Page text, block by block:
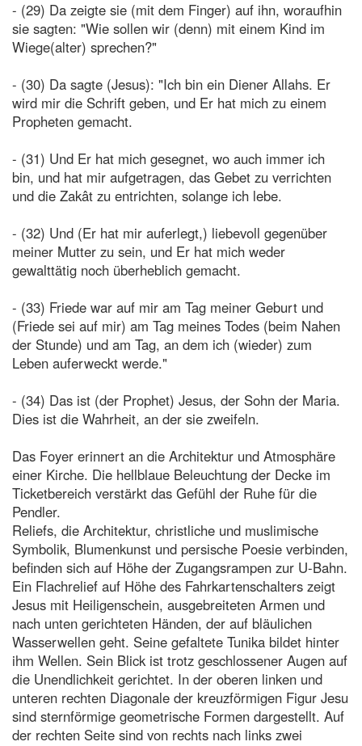
- (29) Da zeigte sie (mit dem Finger) auf ihn, woraufhin
sie sagten: "Wie sollen wir (denn) mit einem Kind im
Wiege(alter) sprechen?"
- (30) Da sagte (Jesus): "Ich bin ein Diener Allahs. Er
wird mir die Schrift geben, und Er hat mich zu einem
Propheten gemacht.
- (31) Und Er hat mich gesegnet, wo auch immer ich
bin, und hat mir aufgetragen, das Gebet zu verrichten
und die Zakât zu entrichten, solange ich lebe.
- (32) Und (Er hat mir auferlegt,) liebevoll gegenüber
meiner Mutter zu sein, und Er hat mich weder
gewalttätig noch überheblich gemacht.
- (33) Friede war auf mir am Tag meiner Geburt und
(Friede sei auf mir) am Tag meines Todes (beim Nahen
der Stunde) und am Tag, an dem ich (wieder) zum
Leben auferweckt werde."
- (34) Das ist (der Prophet) Jesus, der Sohn der Maria.
Dies ist die Wahrheit, an der sie zweifeln.
Das Foyer erinnert an die Architektur und Atmosphäre
einer Kirche. Die hellblaue Beleuchtung der Decke im
Ticketbereich verstärkt das Gefühl der Ruhe für die
Pendler.
Reliefs, die Architektur, christliche und muslimische
Symbolik, Blumenkunst und persische Poesie verbinden,
befinden sich auf Höhe der Zugangsrampen zur U-Bahn.
Ein Flachrelief auf Höhe des Fahrkartenschalters zeigt
Jesus mit Heiligenschein, ausgebreiteten Armen und
nach unten gerichteten Händen, der auf bläulichen
Wasserwellen geht. Seine gefaltete Tunika bildet hinter
ihm Wellen. Sein Blick ist trotz geschlossener Augen auf
die Unendlichkeit gerichtet. In der oberen linken und
unteren rechten Diagonale der kreuzförmigen Figur Jesu
sind sternförmige geometrische Formen dargestellt. Auf
der rechten Seite sind von rechts nach links zwei